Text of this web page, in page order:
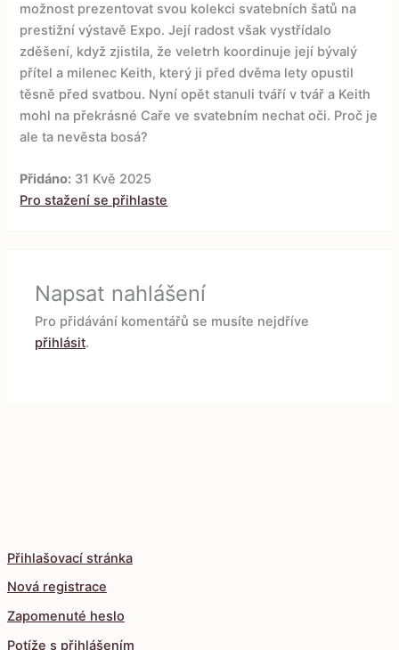
Přihlašovací stránka
Nová registrace
Zapomenuté heslo
Potíže s přihlášením
možnost prezentovat svou kolekci svatebních šatů na
prestižní výstavě Expo. Její radost však vystřídalo
zděšení, když zjistila, že veletrh koordinuje její bývalý
přítel a milenec Keith, který ji před dvěma lety opustil
těsně před svatbou. Nyní opět stanuli tváří v tvář a Keith
mohl na překrásné Caře ve svatebním nechat oči. Proč je
ale ta nevěsta bosá?
Přidáno: 31 Kvě 2025
Pro stažení se přihlaste
Napsat nahlášení
Pro přidávání komentářů se musíte nejdříve
přihlásit.